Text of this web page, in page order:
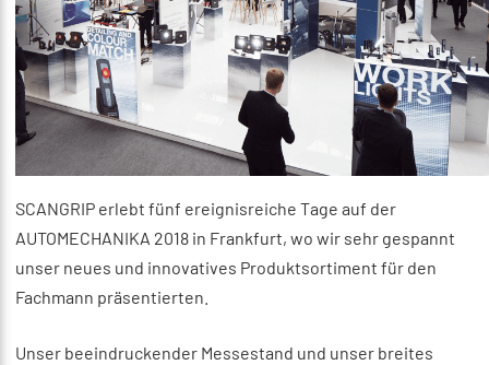
SCANGRIP erlebt fünf ereignisreiche Tage auf der
AUTOMECHANIKA 2018 in Frankfurt, wo wir sehr gespannt
unser neues und innovatives Produktsortiment für den
Fachmann präsentierten.
Unser beeindruckender Messestand und unser breites